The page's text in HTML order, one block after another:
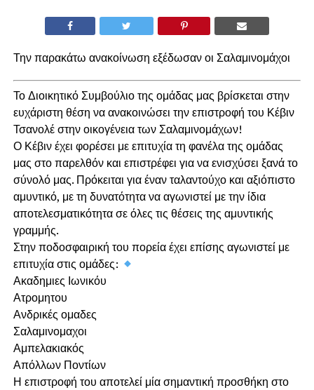
Την παρακάτω ανακοίνωση εξέδωσαν οι Σαλαμινομάχοι
Το Διοικητικό Συμβούλιο της ομάδας μας βρίσκεται στην
ευχάριστη θέση να ανακοινώσει την επιστροφή του Κέβιν
Τσανολέ στην οικογένεια των Σαλαμινομάχων!
Ο Κέβιν έχει φορέσει με επιτυχία τη φανέλα της ομάδας
μας στο παρελθόν και επιστρέφει για να ενισχύσει ξανά το
σύνολό μας. Πρόκειται για έναν ταλαντούχο και αξιόπιστο
αμυντικό, με τη δυνατότητα να αγωνιστεί με την ίδια
αποτελεσματικότητα σε όλες τις θέσεις της αμυντικής
γραμμής.
Στην ποδοσφαιρική του πορεία έχει επίσης αγωνιστεί με
επιτυχία στις ομάδες:
Ακαδημιες Ιωνικόυ
Ατρομητου
Ανδρικές ομαδες
Σαλαμινομαχοι
Αμπελακιακός
Απόλλων Ποντίων
Η επιστροφή του αποτελεί μία σημαντική προσθήκη στο